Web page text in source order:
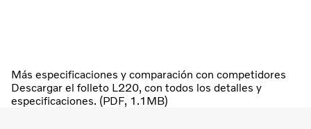
Más especificaciones y comparación con competidores
Descargar el folleto L220, con todos los detalles y
especificaciones. (PDF, 1.1MB)